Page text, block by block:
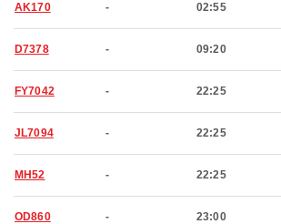
AK170 - 02:55
D7378 - 09:20
FY7042 - 22:25
JL7094 - 22:25
MH52 - 22:25
OD860 - 23:00